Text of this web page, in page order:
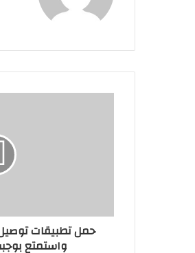
حمل تطبيقات
واستمتع